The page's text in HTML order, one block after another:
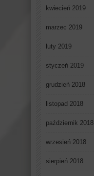
kwiecień 2019
marzec 2019
luty 2019
styczeń 2019
grudzień 2018
listopad 2018
październik 2018
wrzesień 2018
sierpień 2018